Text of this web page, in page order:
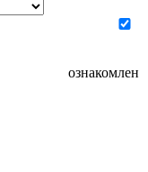
ознакомлен